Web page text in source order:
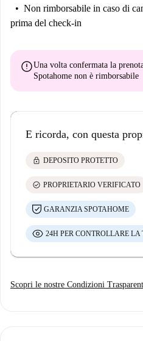
Non rimborsabile in caso di
prima del check-in
errorUna volta confermata la
Spotahome non è rimborsabile
E ricorda, con questa
lock DEPOSITO PROTETTO
check_circle PROPRIETARIO VERIFICATO
GARANZIA SPOTAHOME
24H PER CONTROLLARE
Scopri le nostre Condizioni